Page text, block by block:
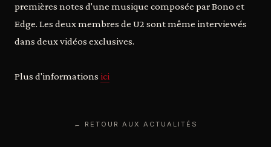
premières notes d'une musique composée par Bono et
Edge. Les deux membres de U2 sont même interviewés
dans deux vidéos exclusives.
Plus d'informations ici
← RETOUR AUX ACTUALITÉS